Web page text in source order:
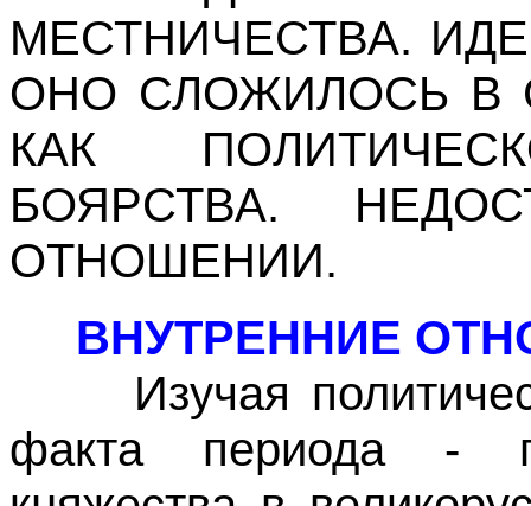
МЕСТНИЧЕСТВА.
ОНО СЛОЖИЛОСЬ В
КАК
БОЯРСТВА.
ОТНОШЕНИИ.
ВНУТРЕННИЕ
Изучая
факта периода -